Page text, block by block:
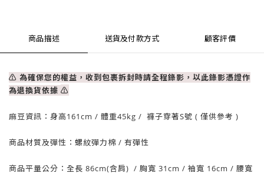
商品描述 送貨及付款方式 顧客評價
⚠ 為確保您的權益，收到包裹拆封時請全程錄影，以此錄影憑證作
為退換貨依據 ⚠
麻豆資訊： 身高161cm / 體重45kg / 褲子穿著S號 ( 僅供參考 )
商品材質及彈性：螺紋彈力棉 / 有彈性
商品平量公分：全長 86cm(含肩) / 胸寬 31cm / 袖寬 16cm / 腰寬